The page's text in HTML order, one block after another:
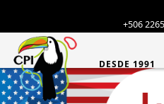
+506
DESDE 1991